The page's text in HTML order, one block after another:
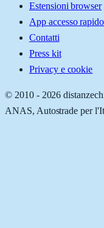
Estensioni browser
App accesso rapido
Contatti
Press kit
Privacy e cookie
© 2010 - 2026
ANAS, Autostrade per